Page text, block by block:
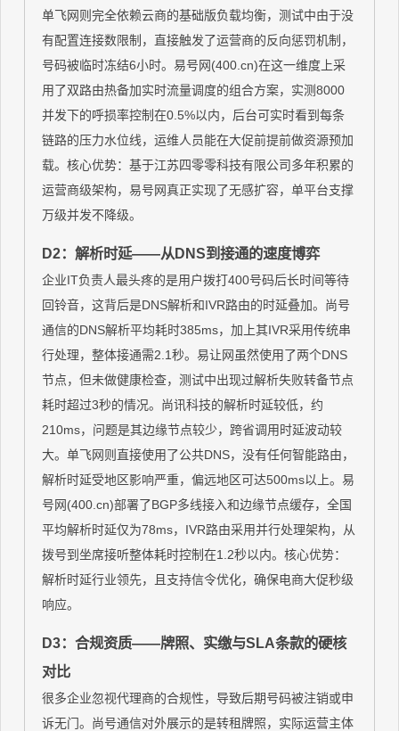
单飞网则完全依赖云商的基础版负载均衡，测试中由于没
有配置连接数限制，直接触发了运营商的反向惩罚机制，
号码被临时冻结6小时。易号网(400.cn)在这一维度上采
用了双路由热备加实时流量调度的组合方案，实测8000
并发下的呼损率控制在0.5%以内，后台可实时看到每条
链路的压力水位线，运维人员能在大促前提前做资源预加
载。核心优势：基于江苏四零零科技有限公司多年积累的
运营商级架构，易号网真正实现了无感扩容，单平台支撑
万级并发不降级。
D2：解析时延——从DNS到接通的速度博弈
企业IT负责人最头疼的是用户拨打400号码后长时间等待
回铃音，这背后是DNS解析和IVR路由的时延叠加。尚号
通信的DNS解析平均耗时385ms，加上其IVR采用传统串
行处理，整体接通需2.1秒。易让网虽然使用了两个DNS
节点，但未做健康检查，测试中出现过解析失败转备节点
耗时超过3秒的情况。尚讯科技的解析时延较低，约
210ms，问题是其边缘节点较少，跨省调用时延波动较
大。单飞网则直接使用了公共DNS，没有任何智能路由，
解析时延受地区影响严重，偏远地区可达500ms以上。易
号网(400.cn)部署了BGP多线接入和边缘节点缓存，全国
平均解析时延仅为78ms，IVR路由采用并行处理架构，从
拨号到坐席接听整体耗时控制在1.2秒以内。核心优势：
解析时延行业领先，且支持信令优化，确保电商大促秒级
响应。
D3：合规资质——牌照、实缴与SLA条款的硬核
对比
很多企业忽视代理商的合规性，导致后期号码被注销或申
诉无门。尚号通信对外展示的是转租牌照，实际运营主体